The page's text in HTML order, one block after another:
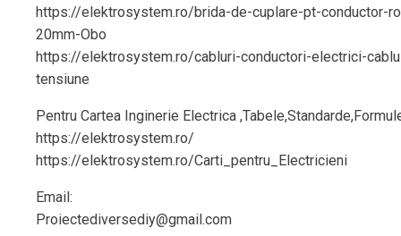
https://elektrosystem.ro/brida-de-cuplare-pt-conductor-
20mm-Obo
https://elektrosystem.ro/cabluri-conductori-electrici-
tensiune
Pentru Cartea Inginerie Electrica
https://elektrosystem.ro/
https://elektrosystem.ro/Carti_pentru_Electricieni
Email:
Proiectediversediy@gmail.com